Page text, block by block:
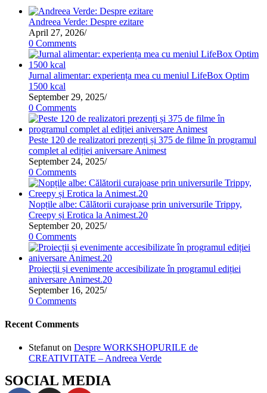
Andreea Verde: Despre ezitare
April 27, 2026/
0 Comments
Jurnal alimentar: experiența mea cu meniul LifeBox Optim
1500 kcal
September 29, 2025/
0 Comments
Peste 120 de realizatori prezenți și 375 de filme în programul
complet al ediției aniversare Animest
September 24, 2025/
0 Comments
Nopțile albe: Călătorii curajoase prin universurile Trippy,
Creepy și Erotica la Animest.20
September 20, 2025/
0 Comments
Proiecții și evenimente accesibilizate în programul ediției
aniversare Animest.20
September 16, 2025/
0 Comments
Recent Comments
Stefanut on Despre WORKSHOPURILE de
CREATIVITATE – Andreea Verde
SOCIAL MEDIA